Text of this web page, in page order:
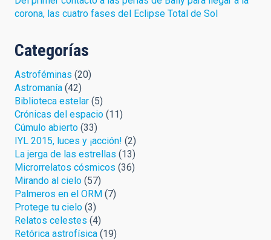
corona, las cuatro fases del Eclipse Total de Sol
Categorías
Astroféminas (20)
Astromanía (42)
Biblioteca estelar (5)
Crónicas del espacio (11)
Cúmulo abierto (33)
IYL 2015, luces y ¡acción! (2)
La jerga de las estrellas (13)
Microrrelatos cósmicos (36)
Mirando al cielo (57)
Palmeros en el ORM (7)
Protege tu cielo (3)
Relatos celestes (4)
Retórica astrofísica (19)